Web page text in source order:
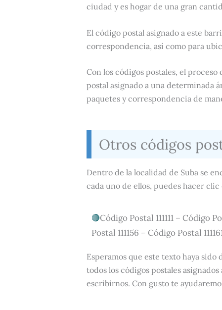
ciudad y es hogar de una gran
El código postal asignado a este
correspondencia, así como para
Con los códigos postales, el
postal asignado a una determinada
paquetes y correspondencia de
Otros códigos
Dentro de la localidad de Suba se
cada uno de ellos, puedes hacer
Código Postal 111111 – Código
Postal 111156 – Código Postal
Esperamos que este texto haya
todos los códigos postales
escribirnos. Con gusto te